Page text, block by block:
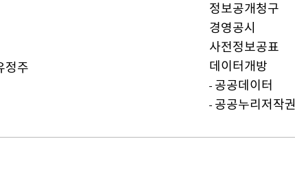
정주
정보공개청구
경영공시
사전정보공표
데이터개방
공공데이터
공공누리저작권